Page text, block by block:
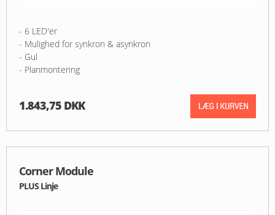
- 6 LED'er
- Mulighed for synkron & asynkron
- Gul
- Planmontering
1.843,75 DKK
Corner Module
PLUS Linje